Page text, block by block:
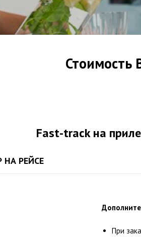
Стоимость
Fast-track на
НА РЕЙСЕ
При